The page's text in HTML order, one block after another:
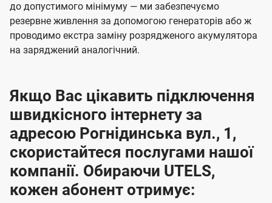
до допустимого мінімуму — ми забезпечуємо
резервне живлення за допомогою генераторів або ж
проводимо екстра заміну розрядженого акумулятора
на заряджений аналогічний.
Якщо Вас цікавить підключення
швидкісного інтернету за
адресою Рогнідинська вул., 1,
скористайтеся послугами нашої
компанії. Обираючи UTELS,
кожен абонент отримує: